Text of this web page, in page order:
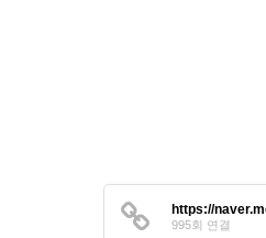
https://
995회 연결